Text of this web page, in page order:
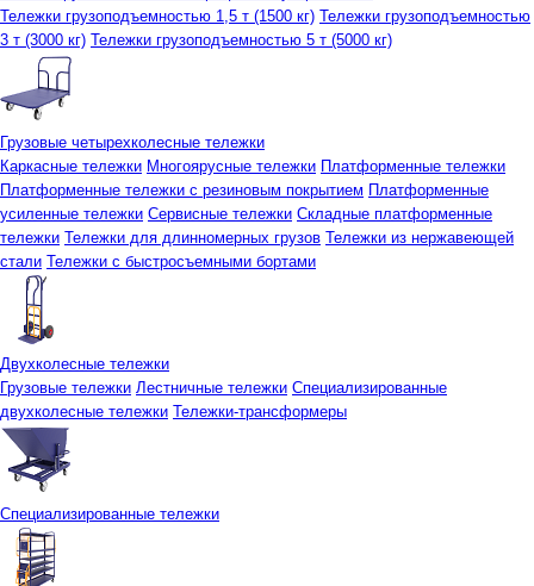
Тележки грузоподъемностью 1,5 т (1500 кг) Тележки грузоподъемностью
3 т (3000 кг) Тележки грузоподъемностью 5 т (5000 кг)
Грузовые четырехколесные тележки
Каркасные тележки Многоярусные тележки Платформенные тележки
Платформенные тележки с резиновым покрытием Платформенные
усиленные тележки Сервисные тележки Складные платформенные
тележки Тележки для длинномерных грузов Тележки из нержавеющей
стали Тележки с быстросъемными бортами
Двухколесные тележки
Грузовые тележки Лестничные тележки Специализированные
двухколесные тележки Тележки-трансформеры
Специализированные тележки